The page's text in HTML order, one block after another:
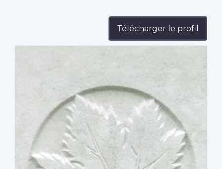
Télécharger le profil